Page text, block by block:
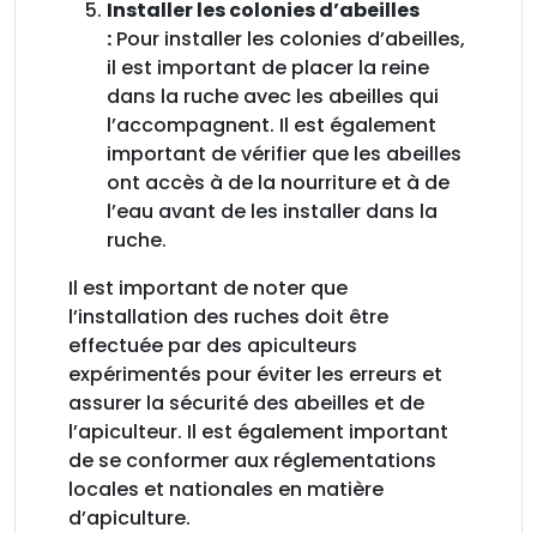
Installer les colonies d’abeilles
: Pour installer les colonies d’abeilles,
il est important de placer la reine
dans la ruche avec les abeilles qui
l’accompagnent. Il est également
important de vérifier que les abeilles
ont accès à de la nourriture et à de
l’eau avant de les installer dans la
ruche.
Il est important de noter que
l’installation des ruches doit être
effectuée par des apiculteurs
expérimentés pour éviter les erreurs et
assurer la sécurité des abeilles et de
l’apiculteur. Il est également important
de se conformer aux réglementations
locales et nationales en matière
d’apiculture.